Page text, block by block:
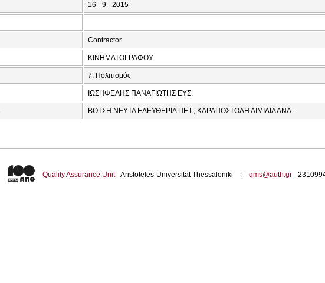
16 - 9 - 2015
Contractor
ΚΙΝΗΜΑΤΟΓΡΑΦΟΥ
7. Πολιτισμός
ΙΩΣΗΦΕΛΗΣ ΠΑΝΑΓΙΩΤΗΣ ΕΥΣ.
ΒΟΤΣΗ ΝΕΥΤΑ ΕΛΕΥΘΕΡΙΑ ΠΕΤ., ΚΑΡΑΠΟΣΤΟΛΗ ΑΙΜΙΛΙΑ ΑΝΑ.
Quality Assurance Unit- Aristoteles-Universität Thessaloniki | qms@auth.gr -